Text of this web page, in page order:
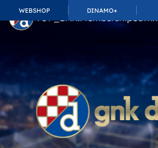
WEBSHOP DINAMO+
TOP_BAR.MembershipSuffix